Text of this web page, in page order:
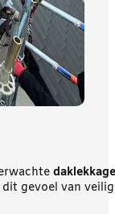
daklekkage
dit gevoel van